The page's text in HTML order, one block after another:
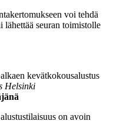
voi tehdä
seuran toimistolle
alkaen kevätkokousalustus
Helsinki
on avoin